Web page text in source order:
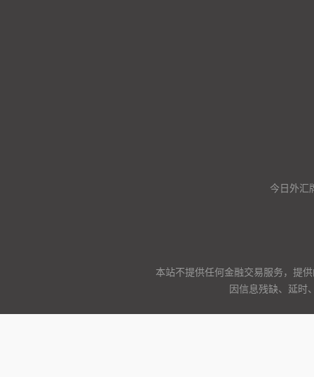
今日外汇
本站不提供任何金融交易服务，提
因信息残缺、延时